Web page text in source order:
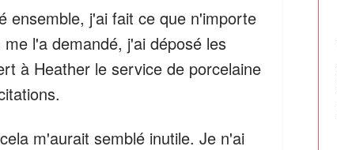
ensemble, j'ai fait ce que n'importe
l'a demandé, j'ai déposé les
à Heather le service de porcelaine
m'aurait semblé inutile. Je n'ai